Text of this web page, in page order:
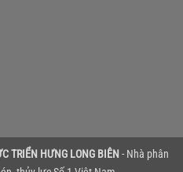
TRIỂN HƯNG LONG BIÊN - Nhà phân